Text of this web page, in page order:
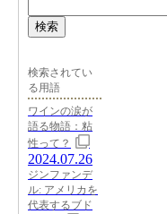
検索
検索されてい
る用語
ワインの涙が
語る物語：粘
性って？
2024.07.26
ジンファンデ
ル: アメリカを
代表するブド